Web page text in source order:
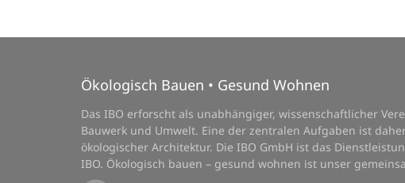
Ökologisch Bauen • Gesund Wohnen
Das IBO erforscht als unabhängiger, wissenschaftlicher
Bauwerk und Umwelt. Eine der zentralen Aufgaben ist
ökologischer Architektur. Die IBO GmbH ist das
IBO. Ökologisch bauen – gesund wohnen ist unser